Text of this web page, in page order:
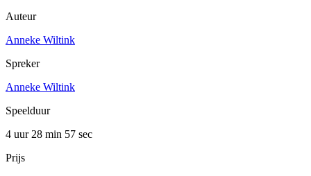
Auteur
Anneke Wiltink
Spreker
Anneke Wiltink
Speelduur
4 uur 28 min 57 sec
Prijs